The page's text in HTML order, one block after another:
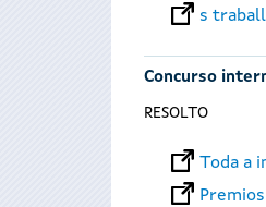
s
Concurso
RESOLTO
Toda a
Premios